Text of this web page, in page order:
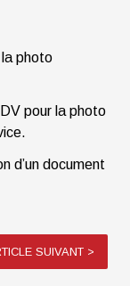
photo
pour la photo
d’un document
SUIVANT >